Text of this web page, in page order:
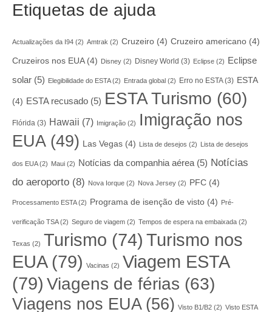
Etiquetas de ajuda
Actualizações da I94 (2) Amtrak (2) Cruzeiro (4) Cruzeiro americano (4)
Cruzeiros nos EUA(4) Disney (2) Disney World (3) Eclipse (2)
Eclipse
solar (5) Elegibilidade do ESTA(2) Entrada global (2) Erro no ESTA(3) ESTA
(4) ESTA recusado (5) ESTA Turismo (60)
Flórida (3) Hawaii (7) Imigração (2)
Imigração nos
EUA(49) Las Vegas (4) Lista de desejos (2) Lista de desejos
dos EUA(2) Maui (2) Notícias da companhia aérea(5) Notícias
do aeroporto (8) Nova Iorque (2) Nova Jersey (2) PFC (4)
Processamento ESTA(2) Programa de isenção de visto (4) Pré-
verificação TSA(2) Seguro de viagem (2) Tempos de espera na embaixada (2)
Texas (2) Turismo (74) Turismo nos
EUA(79) Vacinas (2) Viagem ESTA
(79) Viagens de férias (63)
Viagens nos EUA(56) Visto B1/B2 (2) Visto ESTA